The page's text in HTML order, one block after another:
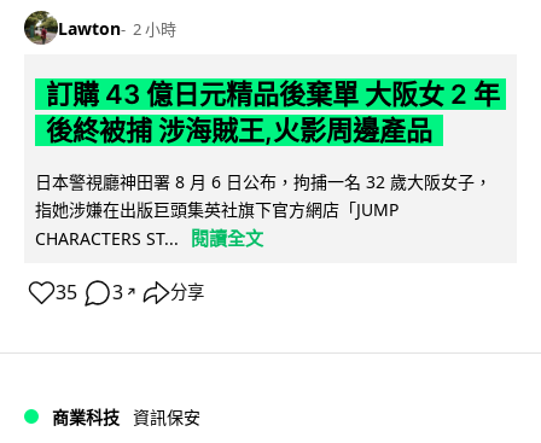
Lawton 2 小時
訂購 43 億日元精品後棄單 大阪女 2 年
後終被捕 涉海賊王,火影周邊產品
日本警視廳神田署 8 月 6 日公布，拘捕一名 32 歲大阪女子，
指她涉嫌在出版巨頭集英社旗下官方網店「JUMP
CHARACTERS ST...
閱讀全文
35 3 ↗ 分享
商業科技 資訊保安